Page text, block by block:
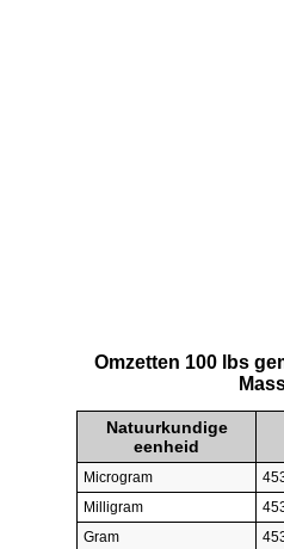
Omzetten 100 lbs
Natuurkundige
eenheid
Microgram
Milligram
Gram